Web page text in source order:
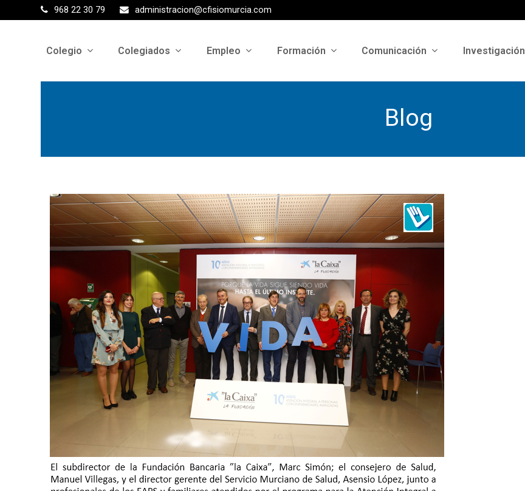
968 22 30 79 administracion@cfisiomurcia.com
Colegio Colegiados Empleo Formación Comunicación Investigación
Blog